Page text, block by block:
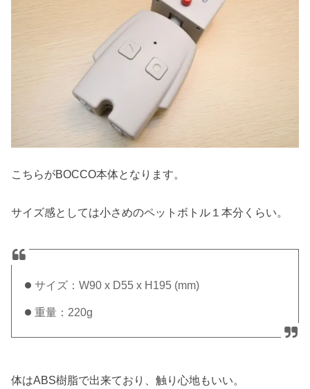
こちらがBOCCO本体となります。
サイズ感としては小さめのペットボトル１本分くらい。
サイズ：W90 x D55 x H195 (mm)
重量：220g
体はABS樹脂で出来ており、触り心地もいい。